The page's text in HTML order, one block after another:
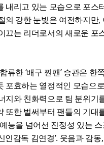
내리고 있는 모습으로 포스
의 강한 눈빛은 여전하지만,
끄는 리더로서의 새로운 포
류한 ‘배구 찐팬’ 승관은 한
포효하는 열정적인 모습으
지와 친화력으로 팀 분위기
또한 벌써부터 팬들의 기대
능을 넘어선 진정성 있는
인감독 김연경’. 웃음과 감동,